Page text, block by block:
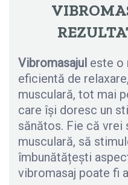
Vibromasajul este o
eficientă de
musculară, tot mai
care își doresc un
sănătos. Fie că vrei
musculară, să
îmbunătățești
vibromasaj poate fi